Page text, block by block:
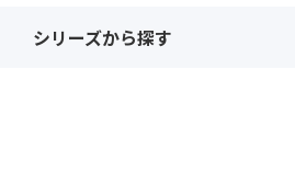
シリーズから探す